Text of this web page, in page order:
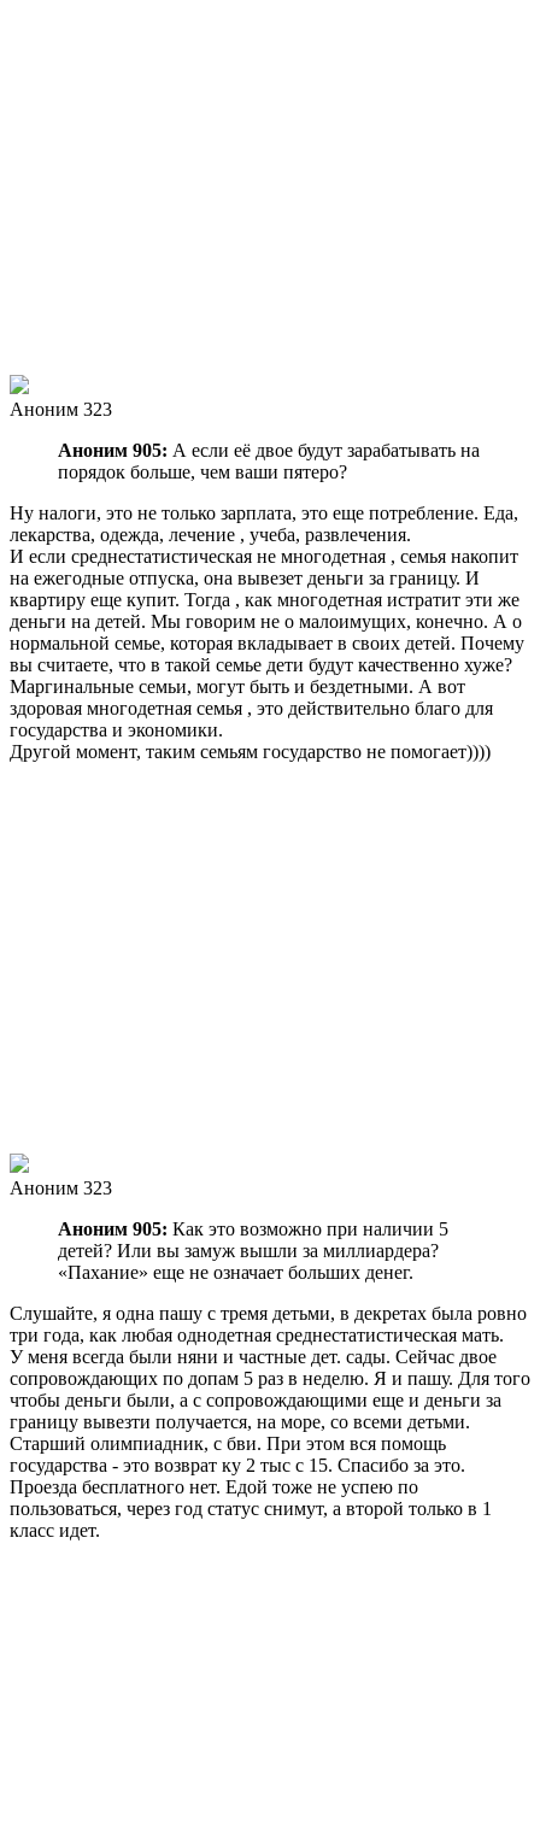
Аноним 323
Аноним 905: А если её двое будут зарабатывать на
порядок больше, чем ваши пятеро?
Ну налоги, это не только зарплата, это еще потребление. Еда,
лекарства, одежда, лечение , учеба, развлечения.
И если среднестатистическая не многодетная , семья накопит
на ежегодные отпуска, она вывезет деньги за границу. И
квартиру еще купит. Тогда , как многодетная истратит эти же
деньги на детей. Мы говорим не о малоимущих, конечно. А о
нормальной семье, которая вкладывает в своих детей. Почему
вы считаете, что в такой семье дети будут качественно хуже?
Маргинальные семьи, могут быть и бездетными. А вот
здоровая многодетная семья , это действительно благо для
государства и экономики.
Другой момент, таким семьям государство не помогает))))
Аноним 323
Аноним 905: Как это возможно при наличии 5
детей? Или вы замуж вышли за миллиардера?
«Пахание» еще не означает больших денег.
Слушайте, я одна пашу с тремя детьми, в декретах была ровно
три года, как любая однодетная среднестатистическая мать.
У меня всегда были няни и частные дет. сады. Сейчас двое
сопровождающих по допам 5 раз в неделю. Я и пашу. Для того
чтобы деньги были, а с сопровождающими еще и деньги за
границу вывезти получается, на море, со всеми детьми.
Старший олимпиадник, с бви. При этом вся помощь
государства - это возврат ку 2 тыс с 15. Спасибо за это.
Проезда бесплатного нет. Едой тоже не успею по
пользоваться, через год статус снимут, а второй только в 1
класс идет.